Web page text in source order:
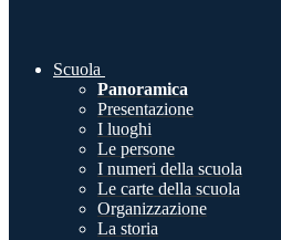
Scuola
Panoramica
Presentazione
I luoghi
Le persone
I numeri della scuola
Le carte della scuola
Organizzazione
La storia